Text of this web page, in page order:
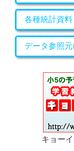
各種統計資料
データ参照
キョー